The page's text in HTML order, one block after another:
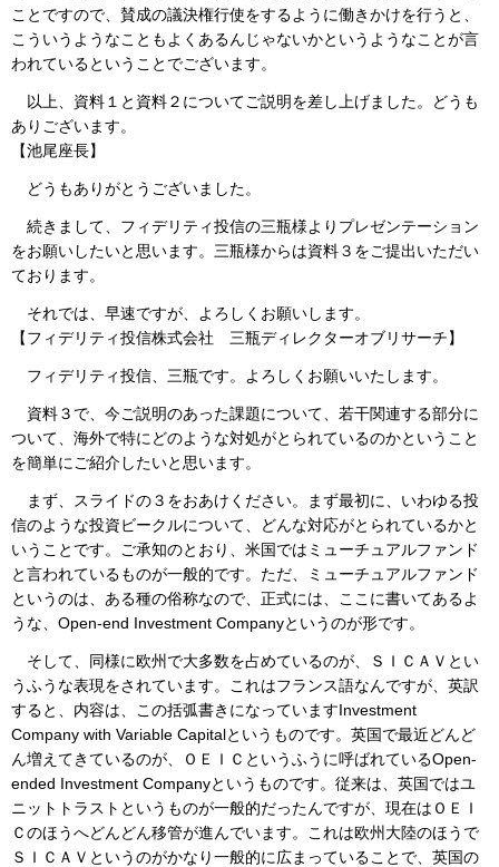
ことですので、賛成の議決権行使をするように働きかけを行うと、
こういうようなこともよくあるんじゃないかというようなことが言
われているということでございます。
以上、資料１と資料２についてご説明を差し上げました。どうも
ありございます。
【池尾座長】
どうもありがとうございました。
続きまして、フィデリティ投信の三瓶様よりプレゼンテーション
をお願いしたいと思います。三瓶様からは資料３をご提出いただい
ております。
それでは、早速ですが、よろしくお願いします。
【フィデリティ投信株式会社 三瓶ディレクターオブリサーチ】
フィデリティ投信、三瓶です。よろしくお願いいたします。
資料３で、今ご説明のあった課題について、若干関連する部分に
ついて、海外で特にどのような対処がとられているのかということ
を簡単にご紹介したいと思います。
まず、スライドの３をおあけください。まず最初に、いわゆる投
信のような投資ビークルについて、どんな対応がとられているかと
いうことです。ご承知のとおり、米国ではミューチュアルファンド
と言われているものが一般的です。ただ、ミューチュアルファンド
というのは、ある種の俗称なので、正式には、ここに書いてあるよ
うな、Open-end Investment Companyというのが形です。
そして、同様に欧州で大多数を占めているのが、ＳＩＣＡＶとい
うふうな表現をされています。これはフランス語なんですが、英訳
すると、内容は、この括弧書きになっていますInvestment
Company with Variable Capitalというものです。英国で最近どんど
ん増えてきているのが、ＯＥＩＣというふうに呼ばれているOpen-
ended Investment Companyというものです。従来は、英国ではユ
ニットトラストというものが一般的だったんですが、現在はＯＥＩ
Ｃのほうへどんどん移管が進んでいます。これは欧州大陸のほうで
ＳＩＣＡＶというのがかなり一般的に広まっていることで、英国の